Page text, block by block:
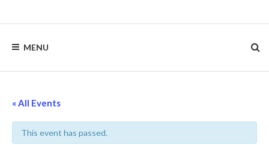
MENU
« All Events
This event has passed.